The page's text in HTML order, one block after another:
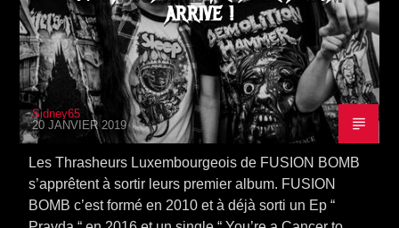
ARRIVE !
Sidney65
20 JANVIER 2019
Les Thrasheurs Luxembourgeois de FUSION BOMB
s’apprêtent à sortir leurs premier album. FUSION
BOMB c’est formé en 2010 et à déjà sorti un Ep “